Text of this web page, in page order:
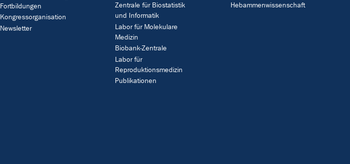
Fortbildungen
Kongressorganisation
Newsletter
Zentrale für Biostatistik
und Informatik
Labor für Molekulare
Medizin
Biobank-Zentrale
Labor für
Reproduktionsmedizin
Publikationen
Hebammenwissenschaft